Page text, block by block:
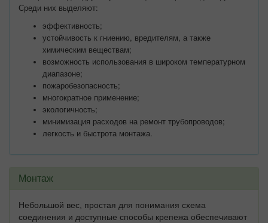
Среди них выделяют:
эффективность;
устойчивость к гниению, вредителям, а также
химическим веществам;
возможность использования в широком температурном
диапазоне;
пожаробезопасность;
многократное применение;
экологичность;
минимизация расходов на ремонт трубопроводов;
легкость и быстрота монтажа.
Монтаж
Небольшой вес, простая для понимания схема
соединения и доступные способы крепежа обеспечивают